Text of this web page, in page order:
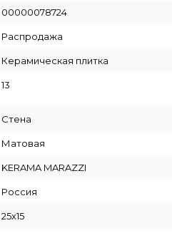
00000078724
Распродажа
Керамическая плитка
13
Стена
Матовая
KERAMA MARAZZI
Россия
25х15